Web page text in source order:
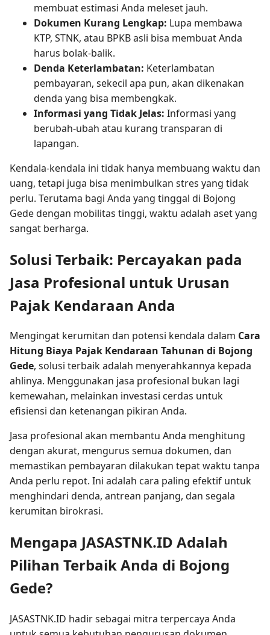
membuat estimasi Anda meleset jauh.
Dokumen Kurang Lengkap: Lupa membawa
KTP, STNK, atau BPKB asli bisa membuat Anda
harus bolak-balik.
Denda Keterlambatan: Keterlambatan
pembayaran, sekecil apa pun, akan dikenakan
denda yang bisa membengkak.
Informasi yang Tidak Jelas: Informasi yang
berubah-ubah atau kurang transparan di
lapangan.
Kendala-kendala ini tidak hanya membuang waktu dan
uang, tetapi juga bisa menimbulkan stres yang tidak
perlu. Terutama bagi Anda yang tinggal di Bojong
Gede dengan mobilitas tinggi, waktu adalah aset yang
sangat berharga.
Solusi Terbaik: Percayakan pada
Jasa Profesional untuk Urusan
Pajak Kendaraan Anda
Mengingat kerumitan dan potensi kendala dalam Cara
Hitung Biaya Pajak Kendaraan Tahunan di Bojong
Gede, solusi terbaik adalah menyerahkannya kepada
ahlinya. Menggunakan jasa profesional bukan lagi
kemewahan, melainkan investasi cerdas untuk
efisiensi dan ketenangan pikiran Anda.
Jasa profesional akan membantu Anda menghitung
dengan akurat, mengurus semua dokumen, dan
memastikan pembayaran dilakukan tepat waktu tanpa
Anda perlu repot. Ini adalah cara paling efektif untuk
menghindari denda, antrean panjang, dan segala
kerumitan birokrasi.
Mengapa JASASTNK.ID Adalah
Pilihan Terbaik Anda di Bojong
Gede?
JASASTNK.ID hadir sebagai mitra terpercaya Anda